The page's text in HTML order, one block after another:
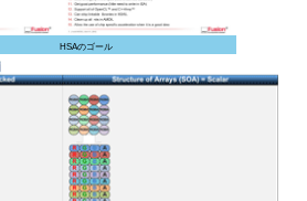
HSAのゴール